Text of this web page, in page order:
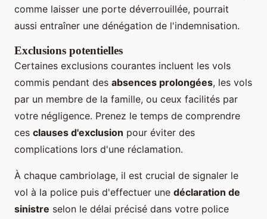
comme laisser une porte déverrouillée, pourrait
aussi entraîner une dénégation de l'indemnisation.
Exclusions potentielles
Certaines exclusions courantes incluent les vols
commis pendant des absences prolongées, les vols
par un membre de la famille, ou ceux facilités par
votre négligence. Prenez le temps de comprendre
ces clauses d'exclusion pour éviter des
complications lors d'une réclamation.
À chaque cambriolage, il est crucial de signaler le
vol à la police puis d'effectuer une déclaration de
sinistre selon le délai précisé dans votre police